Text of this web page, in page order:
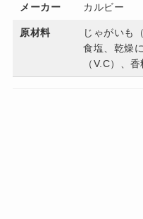
メーカー カルビー
原材料
じゃがいも
食塩、乾燥
（V.C）、香